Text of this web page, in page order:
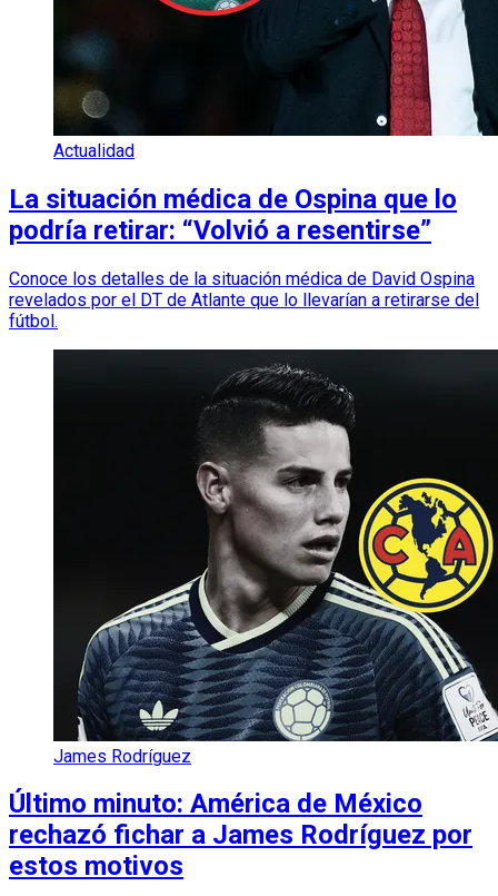
Actualidad
La situación médica de Ospina que lo
podría retirar: “Volvió a resentirse”
Conoce los detalles de la situación médica de David Ospina
revelados por el DT de Atlante que lo llevarían a retirarse del
fútbol.
James Rodríguez
Último minuto: América de México
rechazó fichar a James Rodríguez por
estos motivos